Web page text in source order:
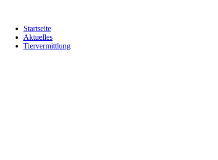
Startseite
Aktuelles
Tiervermittlung